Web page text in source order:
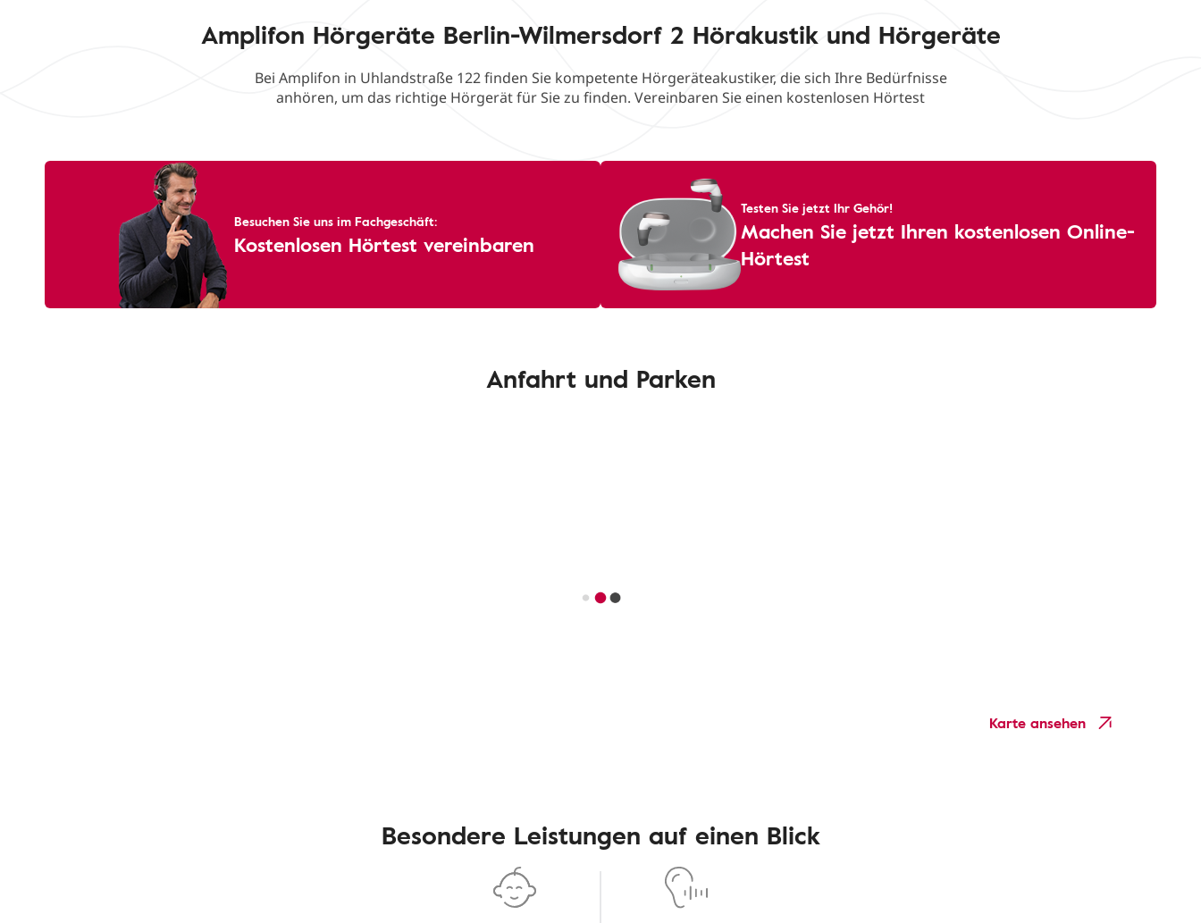
Amplifon Hörgeräte Berlin-Wilmersdorf 2 Hörakustik und Hörgeräte
Bei Amplifon in Uhlandstraße 122 finden Sie kompetente Hörgeräteakustiker, die sich Ihre Bedürfnisse
anhören, um das richtige Hörgerät für Sie zu finden. Vereinbaren Sie einen kostenlosen Hörtest
Besuchen Sie uns im Fachgeschäft:
Kostenlosen Hörtest vereinbaren
Testen Sie jetzt Ihr Gehör!
Machen Sie jetzt Ihren kostenlosen Online-
Hörtest
Anfahrt und Parken
Karte ansehen
Besondere Leistungen auf einen Blick